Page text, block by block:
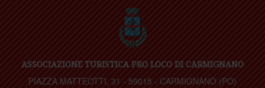
ASSOCIAZIONE TURISTICA PRO LOCO DI CARMIGNANO
PIAZZA MATTEOTTI, 31 - 59015 - CARMIGNANO (PO)